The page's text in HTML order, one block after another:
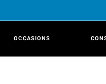
OCCASIONS